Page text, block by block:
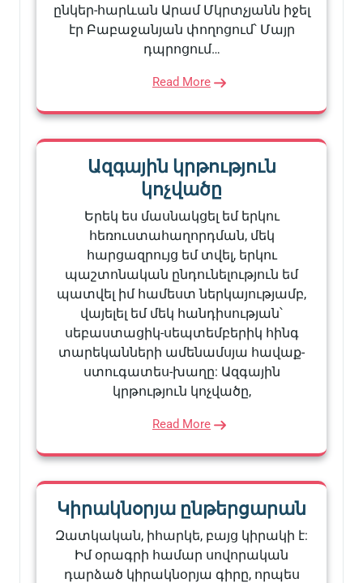
ընկեր-հարևան Արամ Մկրտչյանն իջել
էր Բաբաջանյան փողոցում՝ Մայր
դպրոցում…
Read More
Ազգային կրթություն
կոչվածը
Երեկ ես մասնակցել եմ երկու
հեռուստահաղորդման, մեկ
հարցազրույց եմ տվել, երկու
պաշտոնական ընդունելություն եմ
պատվել իմ համեստ ներկայությամբ,
վայելել եմ մեկ հանդիսության՝
սեբաստացիկ-սեպտեմբերիկ հինգ
տարեկանների ամենամսյա հավաք-
ստուգատես-խաղը: Ազգային
կրթություն կոչվածը,
Read More
Կիրակնօրյա ընթերցարան
Զատկական, իհարկե, բայց կիրակի է:
Իմ օրագրի համար սովորական
դարձած կիրակնօրյա գիրը, որպես